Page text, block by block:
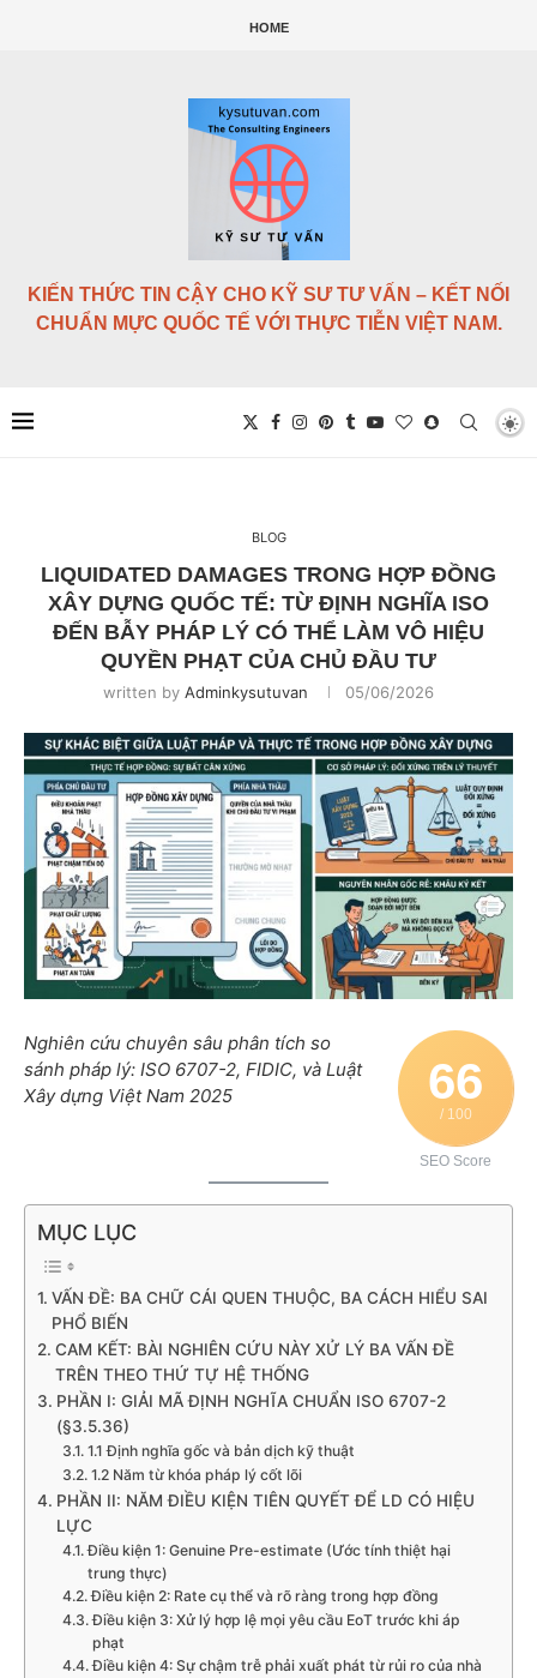
HOME
KIẾN THỨC TIN CẬY CHO KỸ SƯ TƯ VẤN – KẾT NỐI
CHUẨN MỰC QUỐC TẾ VỚI THỰC TIỄN VIỆT NAM.
BLOG
LIQUIDATED DAMAGES TRONG HỢP ĐỒNG
XÂY DỰNG QUỐC TẾ: TỪ ĐỊNH NGHĨA ISO
ĐẾN BẪY PHÁP LÝ CÓ THỂ LÀM VÔ HIỆU
QUYỀN PHẠT CỦA CHỦ ĐẦU TƯ
written by Adminkysutuvan 05/06/2026
66
/ 100
SEO Score
Nghiên cứu chuyên sâu phân tích so
sánh pháp lý: ISO 6707-2, FIDIC, và Luật
Xây dựng Việt Nam 2025
MỤC LỤC
VẤN ĐỀ: BA CHỮ CÁI QUEN THUỘC, BA CÁCH HIỂU SAI
PHỔ BIẾN
CAM KẾT: BÀI NGHIÊN CỨU NÀY XỬ LÝ BA VẤN ĐỀ
TRÊN THEO THỨ TỰ HỆ THỐNG
PHẦN I: GIẢI MÃ ĐỊNH NGHĨA CHUẨN ISO 6707-2
(§3.5.36)
1.1 Định nghĩa gốc và bản dịch kỹ thuật
1.2 Năm từ khóa pháp lý cốt lõi
PHẦN II: NĂM ĐIỀU KIỆN TIÊN QUYẾT ĐỂ LD CÓ HIỆU
LỰC
Điều kiện 1: Genuine Pre-estimate (Ước tính thiệt hại
trung thực)
Điều kiện 2: Rate cụ thể và rõ ràng trong hợp đồng
Điều kiện 3: Xử lý hợp lệ mọi yêu cầu EoT trước khi áp
phạt
Điều kiện 4: Sự chậm trễ phải xuất phát từ rủi ro của nhà